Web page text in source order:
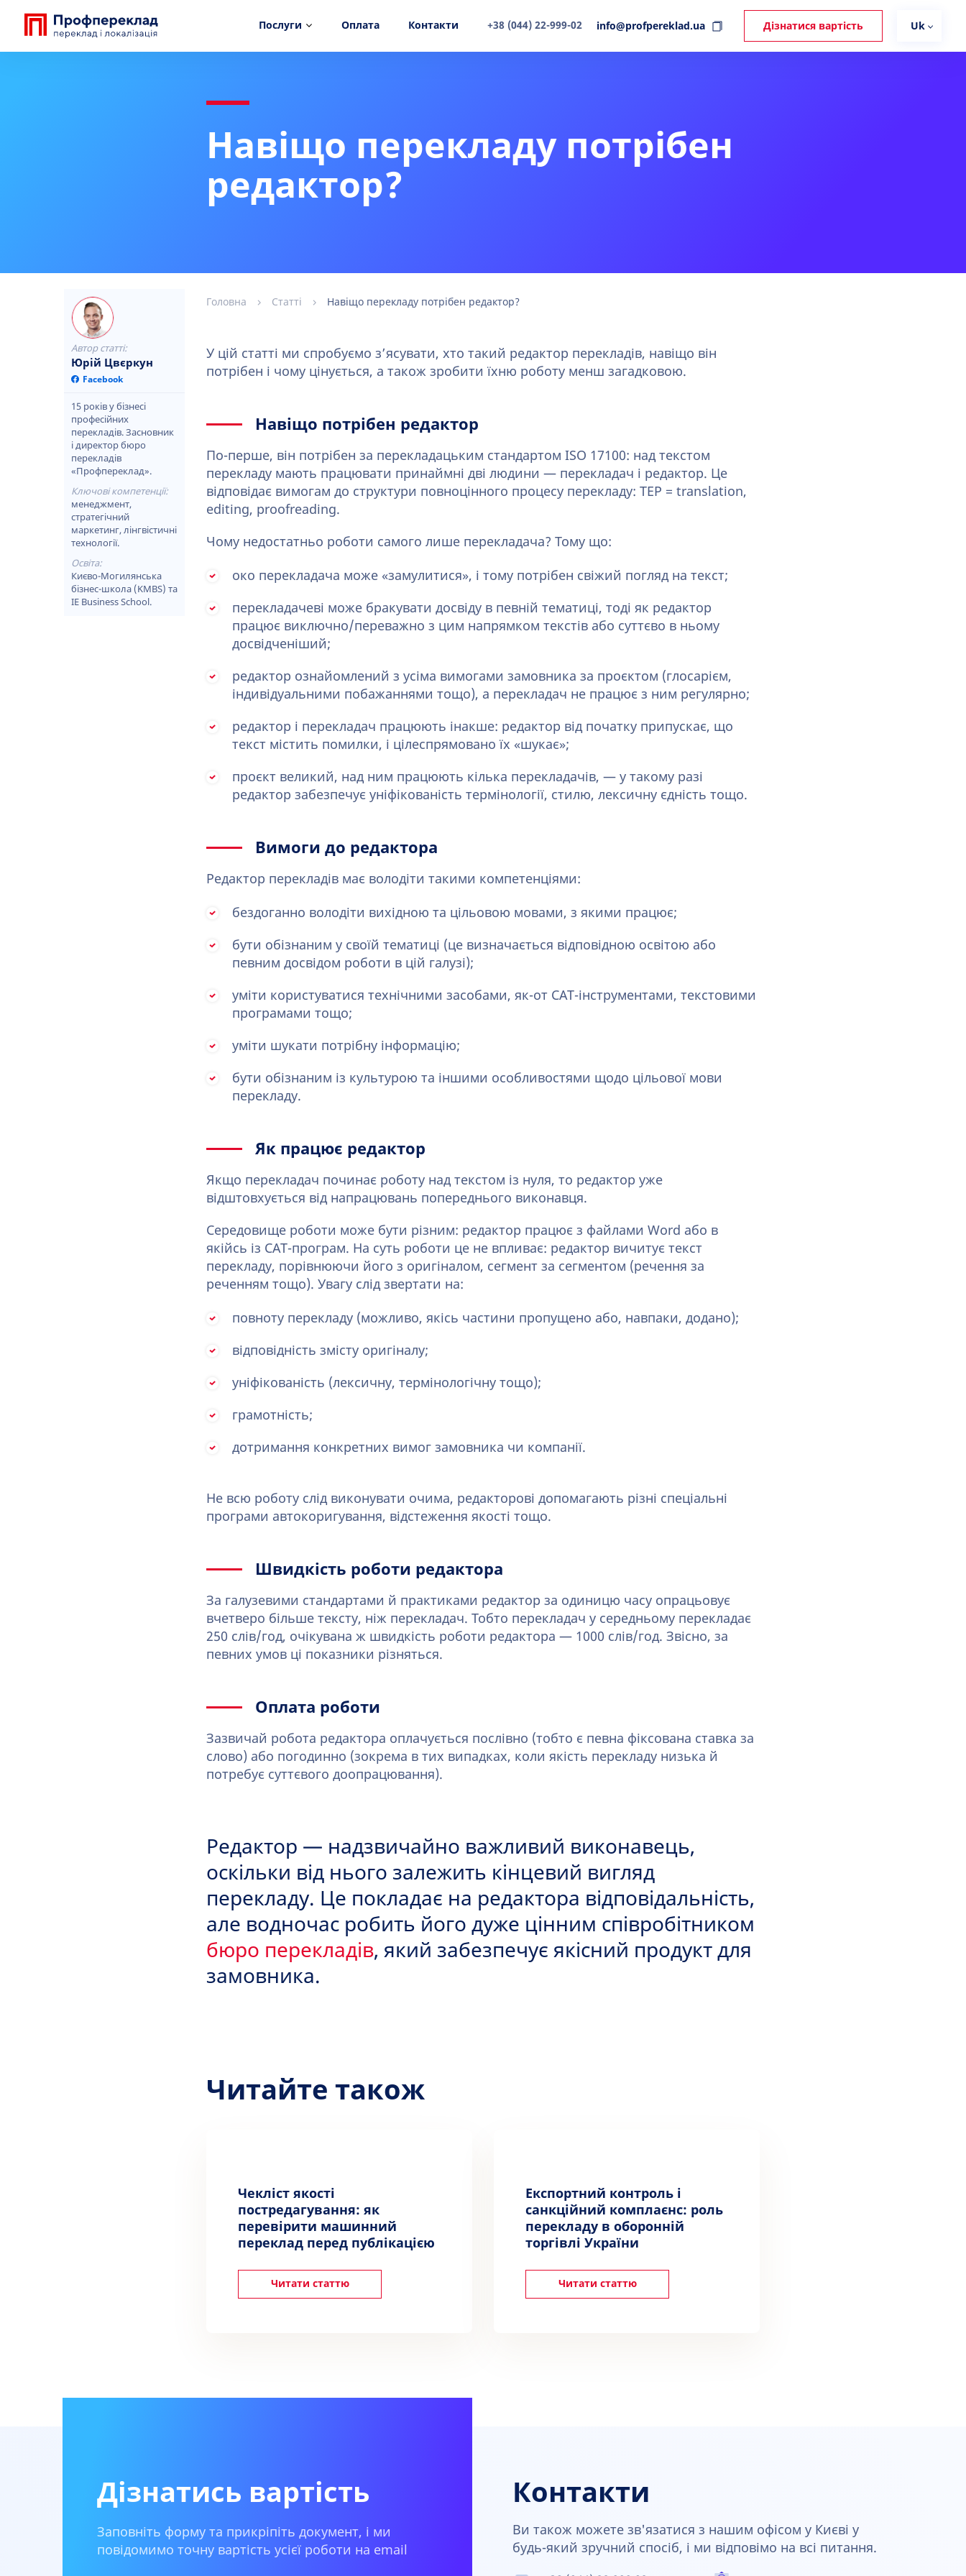
Послуги Оплата Контакти +38 (044) 22-999-02 info@profpereklad.ua Дізнатися вартість Uk
Навіщо перекладу потрібен
редактор?
Головна Статті Навіщо перекладу потрібен редактор?
У цій статті ми спробуємо з’ясувати, хто такий редактор перекладів, навіщо він
потрібен і чому цінується, а також зробити їхню роботу менш загадковою.
Навіщо потрібен редактор
По-перше, він потрібен за перекладацьким стандартом ISO 17100: над текстом
перекладу мають працювати принаймні дві людини — перекладач і редактор. Це
відповідає вимогам до структури повноцінного процесу перекладу: TEP = translation,
editing, proofreading.
Чому недостатньо роботи самого лише перекладача? Тому що:
око перекладача може «замулитися», і тому потрібен свіжий погляд на текст;
перекладачеві може бракувати досвіду в певній тематиці, тоді як редактор
працює виключно/переважно з цим напрямком текстів або суттєво в ньому
досвідченіший;
редактор ознайомлений з усіма вимогами замовника за проєктом (глосарієм,
індивідуальними побажаннями тощо), а перекладач не працює з ним регулярно;
редактор і перекладач працюють інакше: редактор від початку припускає, що
текст містить помилки, і цілеспрямовано їх «шукає»;
проєкт великий, над ним працюють кілька перекладачів, — у такому разі
редактор забезпечує уніфікованість термінології, стилю, лексичну єдність тощо.
Вимоги до редактора
Редактор перекладів має володіти такими компетенціями:
бездоганно володіти вихідною та цільовою мовами, з якими працює;
бути обізнаним у своїй тематиці (це визначається відповідною освітою або
певним досвідом роботи в цій галузі);
уміти користуватися технічними засобами, як-от CAT-інструментами, текстовими
програмами тощо;
уміти шукати потрібну інформацію;
бути обізнаним із культурою та іншими особливостями щодо цільової мови
перекладу.
Як працює редактор
Якщо перекладач починає роботу над текстом із нуля, то редактор уже
відштовхується від напрацювань попереднього виконавця.
Середовище роботи може бути різним: редактор працює з файлами Word або в
якійсь із CAT-програм. На суть роботи це не впливає: редактор вичитує текст
перекладу, порівнюючи його з оригіналом, сегмент за сегментом (речення за
реченням тощо). Увагу слід звертати на:
повноту перекладу (можливо, якісь частини пропущено або, навпаки, додано);
відповідність змісту оригіналу;
уніфікованість (лексичну, термінологічну тощо);
грамотність;
дотримання конкретних вимог замовника чи компанії.
Не всю роботу слід виконувати очима, редакторові допомагають різні спеціальні
програми автокоригування, відстеження якості тощо.
Швидкість роботи редактора
За галузевими стандартами й практиками редактор за одиницю часу опрацьовує
вчетверо більше тексту, ніж перекладач. Тобто перекладач у середньому перекладає
250 слів/год, очікувана ж швидкість роботи редактора — 1000 слів/год. Звісно, за
певних умов ці показники різняться.
Оплата роботи
Зазвичай робота редактора оплачується послівно (тобто є певна фіксована ставка за
слово) або погодинно (зокрема в тих випадках, коли якість перекладу низька й
потребує суттєвого доопрацювання).
Редактор — надзвичайно важливий виконавець,
оскільки від нього залежить кінцевий вигляд
перекладу. Це покладає на редактора відповідальність,
але водночас робить його дуже цінним співробітником
бюро перекладів, який забезпечує якісний продукт для
замовника.
Автор статті:
Юрій Цвєркун
Facebook
15 років у бізнесі
професійних
перекладів. Засновник
і директор бюро
перекладів
«Профпереклад».
Ключові компетенції:
менеджмент,
стратегічний
маркетинг, лінгвістичні
технології.
Освіта:
Києво-Могилянська
бізнес-школа (KMBS) та
IE Business School.
Читайте також
Чекліст якості
постредагування: як
перевірити машинний
переклад перед публікацією
Читати статтю
Експортний контроль і
санкційний комплаєнс: роль
перекладу в оборонній
торгівлі України
Читати статтю
Дізнатись вартість
Заповніть форму та прикріпіть документ, і ми
повідомимо точну вартість усієї роботи на email
Контакти
Ви також можете зв'язатися з нашим офісом у Києві у
будь-який зручний спосіб, і ми відповімо на всі питання.